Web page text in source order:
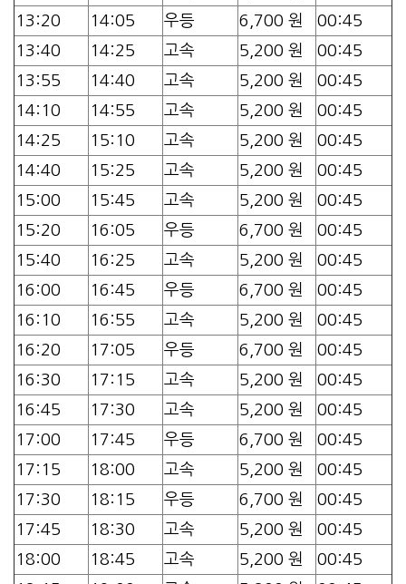
13:20
14:05 우등 6,700 원
00:45
13:40
14:25 고속 5,200 원
00:45
13:55
14:40 고속 5,200 원
00:45
14:10
14:55 고속 5,200 원
00:45
14:25
15:10 고속 5,200 원
00:45
14:40
15:25 고속 5,200 원
00:45
15:00
15:45 고속 5,200 원
00:45
15:20
16:05 우등 6,700 원
00:45
15:40
16:25 고속 5,200 원
00:45
16:00
16:45 우등 6,700 원
00:45
16:10
16:55 고속 5,200 원
00:45
16:20
17:05 우등 6,700 원
00:45
16:30
17:15 고속 5,200 원
00:45
16:45
17:30 고속 5,200 원
00:45
17:00
17:45 우등 6,700 원
00:45
17:15
18:00 고속 5,200 원
00:45
17:30
18:15 우등 6,700 원
00:45
17:45
18:30 고속 5,200 원
00:45
18:00
18:45 고속 5,200 원
00:45